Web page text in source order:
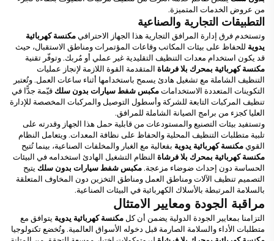
من عروض الخدمات المتميزة.
التطبيقات التجارية والصناعية
وتستخدم فرق إدارة المرافق التجارية هذا الجهاز الاحترافي مكنسة كهربائية
يدوية للحفاظ على بيئات المكاتب وقاعات المؤتمرات ومناطق الاستقبال، حيث
قد يكون استخدام معدات التنظيف التقليدية غير عملي أو مُربك. وتوفّر تقنية
مكنسة كهربائية بمحرك بلا فرشاة المتقدمة القوة اللازمة لإنجاز عمليات
التنظيف الشاملة مع تشغيل هادئ يسمح باستخدامها أثناء ساعات العمل. وتُعتبر
التكوينات المتعددة الاستخداماتمكبس شفط سيارات بدون سلك قيّمة جدًّا في
تنظيف المركبات التابعة للشركة وأسطول التوصيل والمركبات المخصصة للإدارة
العليا كجزء من برامج الصيانة الشاملة للمرافق.
وتستفيد بيئات التصنيع والمستودعات من قابلية حمل هذا الجهاز وقدرته على
تلبية متطلبات التنظيف المحلية والحفاظ على نظافة المعدات. ويتعامل النظام
القوي مكنسة كهربائية يدوية بفعالية مع الغبار والمخلفات الصناعية، بينما تُتيح
مكنسة كهربائية بمحرك بلا فرشاة النظام التشغيل الهادئ استخدامه في البيئات
الحساسة دون إحداث ضوضاء مزعجة. مكبس شفط سيارات بدون سلك يتيح
التصميم تنظيف الآلات ومناطق العمل ومناطق التخزين دون المخاوف المتعلقة
بالسلامة المرتبطة بالأسلاك الكهربائية في البيئات الصناعية.
مراقبة الجودة ومعايير الامتثال
التزامنا بمعايير الجودة الدولية يضمن أن كل مكنسة كهربائية يدوية يتوافق مع
متطلبات الأداء والسلامة الصارمة قبل دخوله الأسواق العالمية. وتُخضع تكنولوجيا